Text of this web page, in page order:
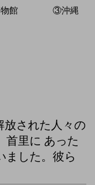
物館 ③沖縄
された人々の
首里に あった
ました。彼ら